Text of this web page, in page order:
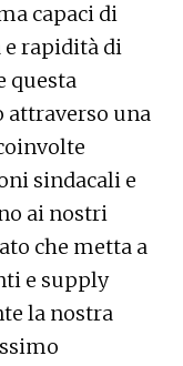
capaci di
e rapidità di
questa
attraverso una
sindacali e
ai nostri
che metta a
e supply
la nostra